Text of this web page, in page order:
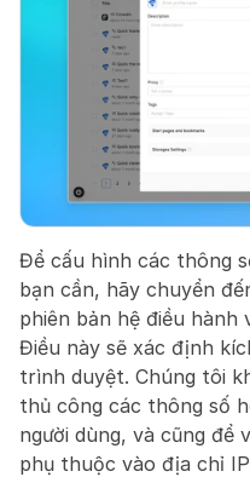
Để cấu hình các thông
bạn cần, hãy chuyển
phiên bản hệ điều hành
Điều này sẽ xác định
trình duyệt. Chúng tôi
thủ công các thông số
người dùng, và cũng để
phụ thuộc vào địa chỉ